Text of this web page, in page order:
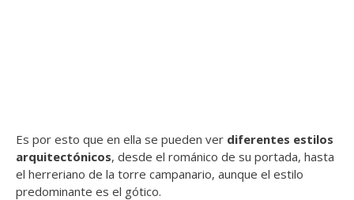
Es por esto que en ella se pueden ver diferentes estilos
arquitectónicos, desde el románico de su portada, hasta
el herreriano de la torre campanario, aunque el estilo
predominante es el gótico.